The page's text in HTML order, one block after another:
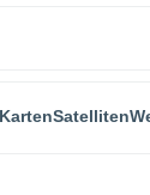
Satelliten